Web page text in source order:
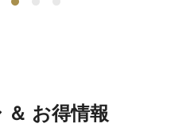
＆ お得情報